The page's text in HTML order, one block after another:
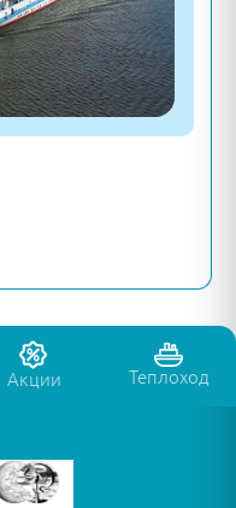
Акции Теплоход